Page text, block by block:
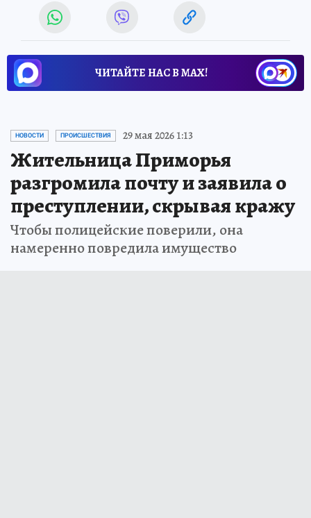
ЧИТАЙТЕ НАС В МАХ!
НОВОСТИ ПРОИСШЕСТВИЯ 29 мая 2026 1:13
Жительница Приморья
разгромила почту и заявила о
преступлении, скрывая кражу
Чтобы полицейские поверили, она
намеренно повредила имущество